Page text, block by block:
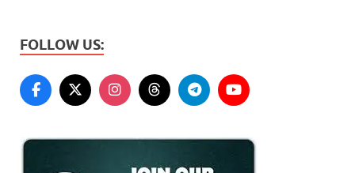
FOLLOW US: